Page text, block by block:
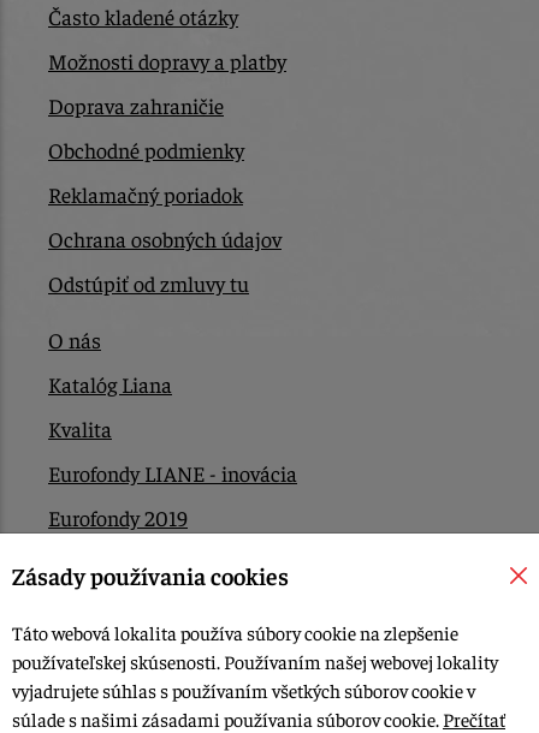
Často kladené otázky
Možnosti dopravy a platby
Doprava zahraničie
Obchodné podmienky
Reklamačný poriadok
Ochrana osobných údajov
Odstúpiť od zmluvy tu
O nás
Katalóg Liana
Kvalita
Eurofondy LIANE - inovácia
Eurofondy 2019
Eurofondy 2022/2023
Kontakt
© 2015-2026, LIANA GOLIAŠ s.r.o. všetky práva vyhradené.
Zásady používania cookies
Táto webová lokalita používa súbory cookie na zlepšenie
používateľskej skúsenosti. Používaním našej webovej lokality
vyjadrujete súhlas s používaním všetkých súborov cookie v
súlade s našimi zásadami používania súborov cookie. Prečítať